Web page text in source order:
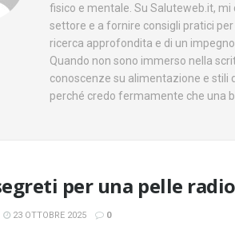
fisico e mentale. Su Saluteweb.it,
settore e a fornire consigli pratici
ricerca approfondita e di un
Quando non sono immerso nella
conoscenze su alimentazione e stili
perché credo fermamente che una
per una pelle
23 OTTOBRE 2025 0